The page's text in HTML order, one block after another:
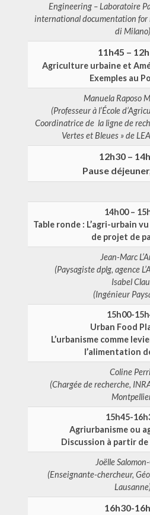
Engineering – Laboratoire
internationaldocumentation for
di Milano)
11h45 –
Agriculture urbaine et
Exemples au
Manuela Raposo
(Professeur à l’École
Coordinatrice de la ligne de
Vertes et Bleues » de
12h30 –
Pause
14h00 –
Table ronde : L’agri-urbain
de projet de
Jean-Marc
(Paysagiste dplg, agence
Isabel
(Ingénieur
15h00-
Urban Food
L’urbanisme comme
l’alimentation
Coline
(Chargée de recherche,
15h45-
Agriurbanisme ou
Discussion à partir de
Joëlle
(Enseignante-chercheur,
16h30-